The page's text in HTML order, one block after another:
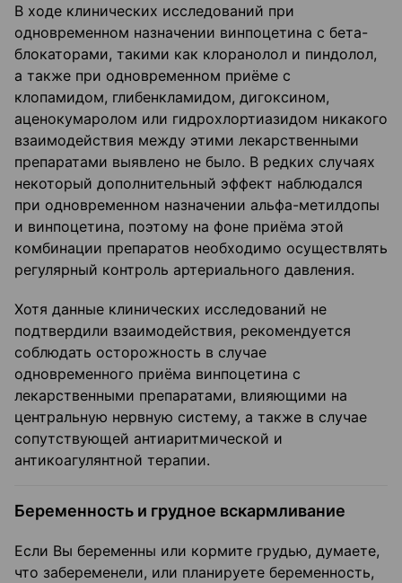
В ходе клинических исследований при
одновременном назначении винпоцетина с бета-
блокаторами, такими как клоранолол и пиндолол,
а также при одновременном приёме с
клопамидом, глибенкламидом, дигоксином,
аценокумаролом или гидрохлортиазидом никакого
взаимодействия между этими лекарственными
препаратами выявлено не было. В редких случаях
некоторый дополнительный эффект наблюдался
при одновременном назначении альфа-метилдопы
и винпоцетина, поэтому на фоне приёма этой
комбинации препаратов необходимо осуществлять
регулярный контроль артериального давления.
Хотя данные клинических исследований не
подтвердили взаимодействия, рекомендуется
соблюдать осторожность в случае
одновременного приёма винпоцетина с
лекарственными препаратами, влияющими на
центральную нервную систему, а также в случае
сопутствующей антиаритмической и
антикоагулянтной терапии.
Беременность и грудное вскармливание
Если Вы беременны или кормите грудью, думаете,
что забеременели, или планируете беременность,